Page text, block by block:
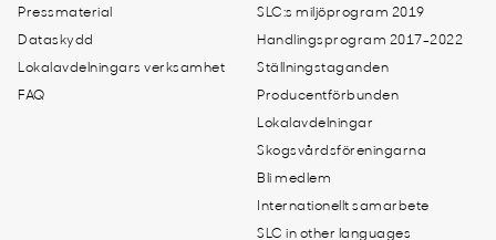
Pressmaterial
Dataskydd
Lokalavdelningars verksamhet
FAQ
SLC:s miljöprogram 2019
Handlingsprogram 2017-2022
Ställningstaganden
Producentförbunden
Lokalavdelningar
Skogsvårdsföreningarna
Bli medlem
Internationellt samarbete
SLC in other languages